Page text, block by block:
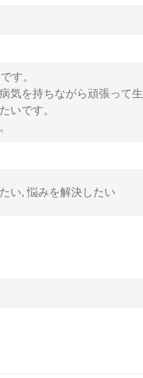
す。
気を持ちながら頑張って生
いです。
い, 悩みを解決したい